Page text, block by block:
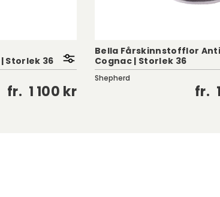
Storlek 36
fr. 1 100 kr
Bella Fårskinnstofflor
Cognac | Storlek 36
Shepherd
fr.